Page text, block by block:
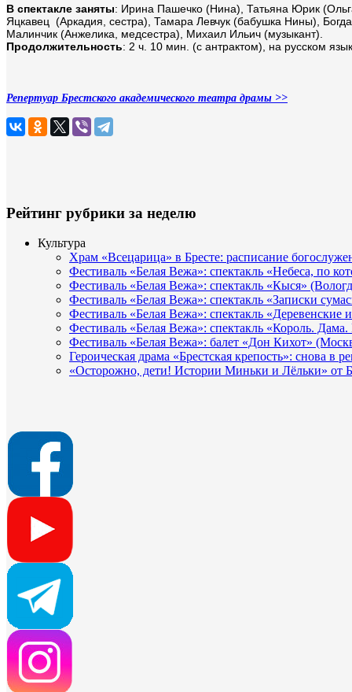
В спектакле заняты: Ирина Пашечко (Нина), Татьяна Юрик
Яцкавец (Аркадия, сестра), Тамара Левчук (бабушка Нины),
Малинчик (Анжелика, медсестра), Михаил Ильич (музыкант).
Продолжительность: 2 ч. 10 мин. (с антрактом), на русском
Репертуар Брестского академического театра драмы >>
Рейтинг рубрики за неделю
Культура
Храм «Всецарица» в Бресте: расписание
Фестиваль «Белая Вежа»: спектакль «Небеса, по
Фестиваль «Белая Вежа»: спектакль «Кыся»
Фестиваль «Белая Вежа»: спектакль «Записки
Фестиваль «Белая Вежа»: спектакль «Деревенские
Фестиваль «Белая Вежа»: спектакль «Король.
Фестиваль «Белая Вежа»: балет «Дон Кихот»
Героическая драма «Брестская крепость»: снова в
«Осторожно, дети! Истории Миньки и Лёльки» от